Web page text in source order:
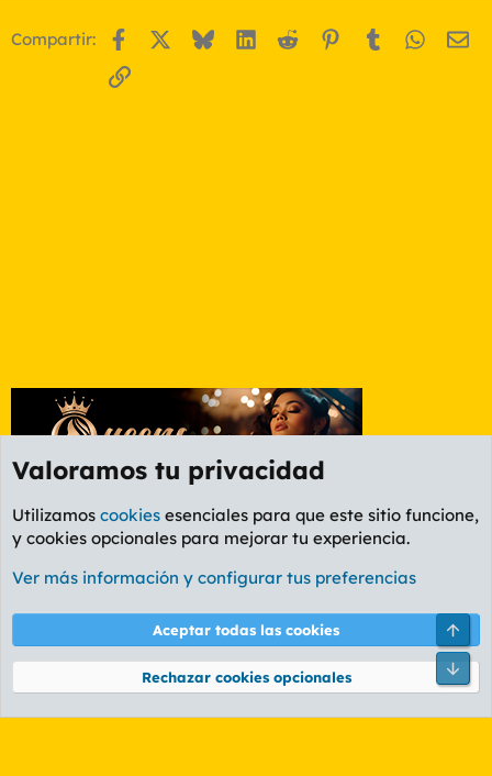
Compartir: Facebook BlueskyLinkedIn
Reddit Pinterest
Tumblr
Enlace
Foro General
Cookies
PL OLDSTYLE AMARILLO
Términos y reglas Política de privacidad Ayuda
Community platform by XenForo® © 2010-2026 XenForo Ltd.
Valoramos tu privacidad
Utilizamos cookies esenciales para que este sitio funcione,
y cookies opcionales para mejorar tu experiencia.
Ver más información y configurar tus preferencias
Aceptar todas las cookies
Rechazar cookies opcionales
Pie